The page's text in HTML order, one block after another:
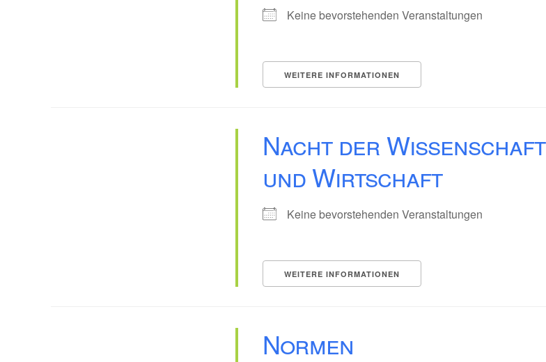
Keine bevorstehenden Veranstaltungen
WEITERE INFORMATIONEN
Nacht der Wissenschaft
und Wirtschaft
Keine bevorstehenden Veranstaltungen
WEITERE INFORMATIONEN
Normen